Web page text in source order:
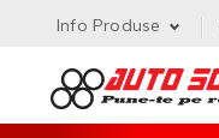
Info Produse